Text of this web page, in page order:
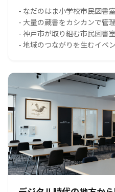
- なだのはま小学校市民図書
- 大量の蔵書をカシカンで管理
- 神戸市が取り組む市民図書
- 地域のつながりを生むイベ